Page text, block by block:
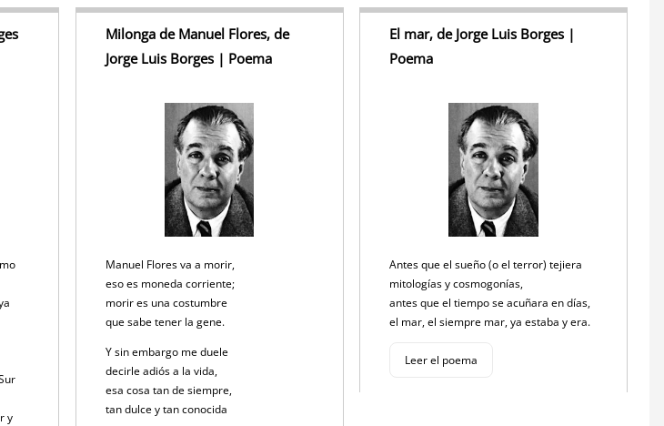
y
Milonga de Manuel Flores, de
Jorge Luis Borges | Poema
Manuel Flores va a morir,
eso es moneda corriente;
morir es una costumbre
que sabe tener la gene.
Y sin embargo me duele
decirle adiós a la vida,
esa cosa tan de siempre,
tan dulce y tan conocida
El mar, de Jorge Luis Borges |
Poema
Antes que el sueño (o el terror) tejiera
mitologías y cosmogonías,
antes que el tiempo se acuñara en días,
el mar, el siempre mar, ya estaba y era.
Leer el poema